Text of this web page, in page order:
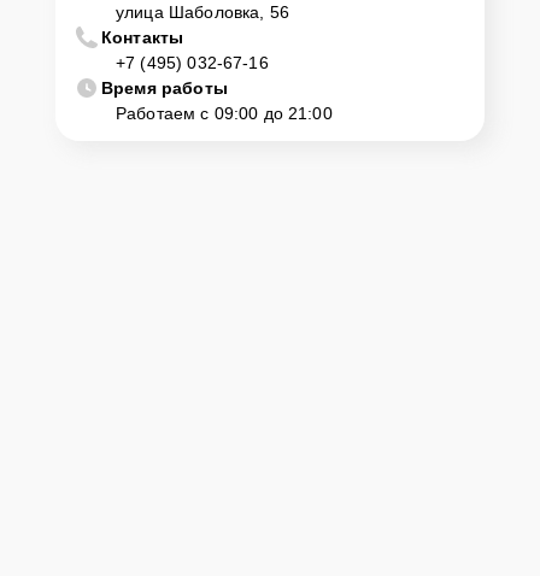
улица Шаболовка, 56
Контакты
+7 (495) 032-67-16
Время работы
Работаем с 09:00 до 21:00